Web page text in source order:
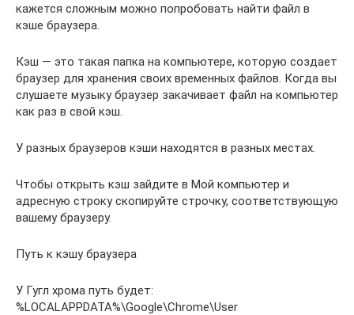
кажется сложным можно попробовать найти файл в
кэше браузера.
Кэш — это такая папка на компьютере, которую создает
браузер для хранения своих временных файлов. Когда вы
слушаете музыку браузер закачивает файл на компьютер
как раз в свой кэш.
У разных браузеров кэши находятся в разных местах.
Чтобы открыть кэш зайдите в Мой компьютер и
адресную строку скопируйте строчку, соответствующую
вашему браузеру.
Путь к кэшу браузера
У Гугл хрома путь будет:
%LOCALAPPDATA%\Google\Chrome\User